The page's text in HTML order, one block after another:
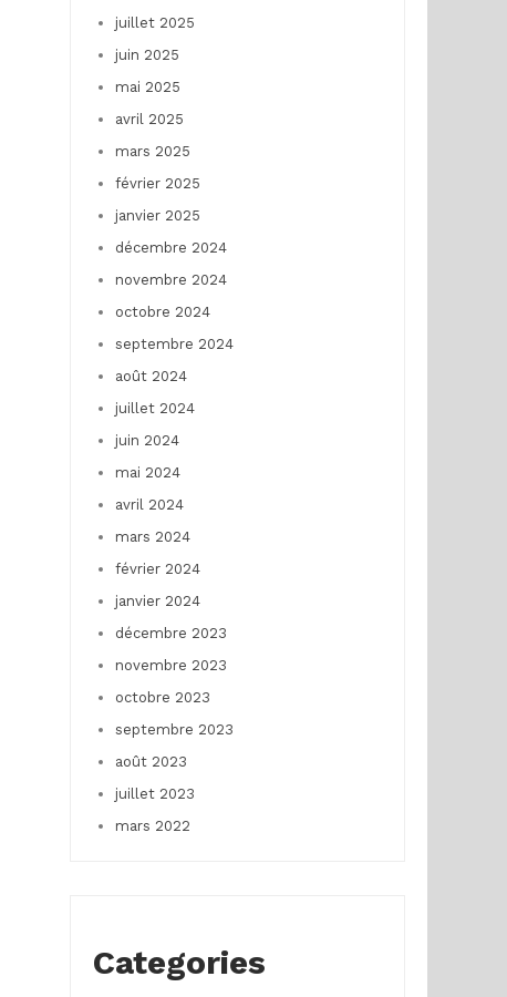
juillet 2025
juin 2025
mai 2025
avril 2025
mars 2025
février 2025
janvier 2025
décembre 2024
novembre 2024
octobre 2024
septembre 2024
août 2024
juillet 2024
juin 2024
mai 2024
avril 2024
mars 2024
février 2024
janvier 2024
décembre 2023
novembre 2023
octobre 2023
septembre 2023
août 2023
juillet 2023
mars 2022
Categories